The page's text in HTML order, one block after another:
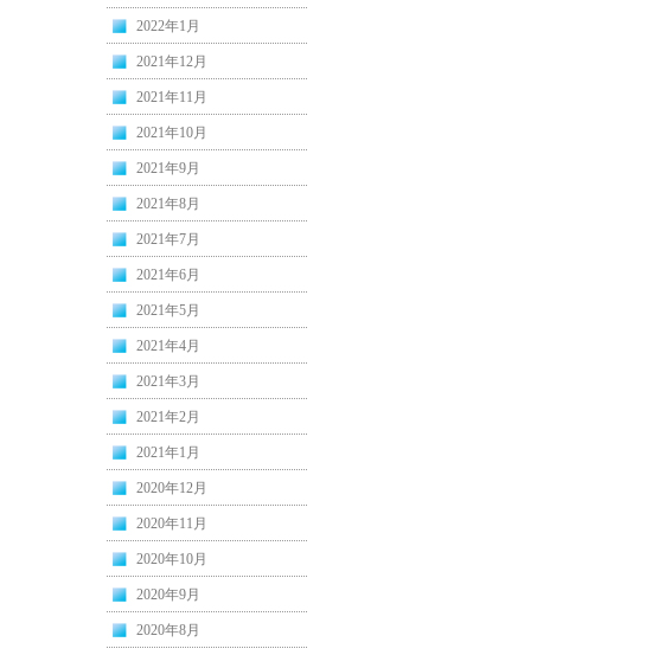
2022年1月
2021年12月
2021年11月
2021年10月
2021年9月
2021年8月
2021年7月
2021年6月
2021年5月
2021年4月
2021年3月
2021年2月
2021年1月
2020年12月
2020年11月
2020年10月
2020年9月
2020年8月